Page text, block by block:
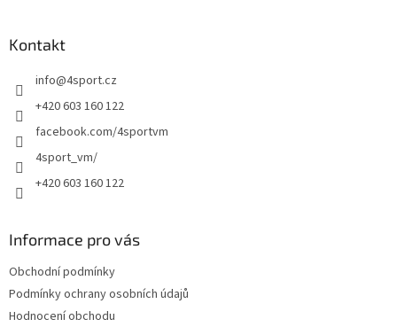
Kontakt
info@4sport.cz
+420 603 160 122
facebook.com/4sportvm
4sport_vm/
+420 603 160 122
Informace pro vás
Obchodní podmínky
Podmínky ochrany osobních údajů
Hodnocení obchodu